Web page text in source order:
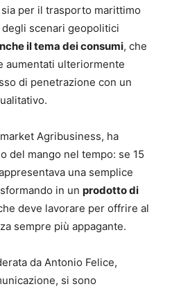
per il trasporto marittimo
degli scenari geopolitici
il tema dei consumi, che
aumentati ulteriormente
di penetrazione con un
Agribusiness, ha
del mango nel tempo: se 15
una semplice
in un prodotto di
deve lavorare per offrire al
sempre più appagante.
da Antonio Felice,
si sono